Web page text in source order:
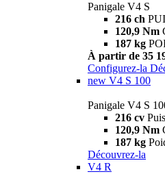
Panigale V4 S
216 ch
120,9 Nm
187 kg
À partir de 35
Configurez-la
new V4 S 100
Panigale V4 S
216 cv
120,9 Nm
187 kg
Découvrez-la
V4 R